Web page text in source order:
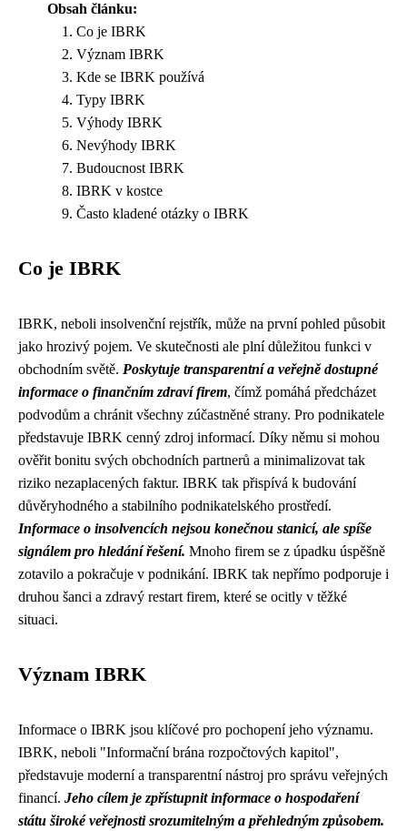
Obsah článku:
Co je IBRK
Význam IBRK
Kde se IBRK používá
Typy IBRK
Výhody IBRK
Nevýhody IBRK
Budoucnost IBRK
IBRK v kostce
Často kladené otázky o IBRK
Co je IBRK
IBRK, neboli insolvenční rejstřík, může na první pohled působit
jako hrozivý pojem. Ve skutečnosti ale plní důležitou funkci v
obchodním světě. Poskytuje transparentní a veřejně dostupné
informace o finančním zdraví firem, čímž pomáhá předcházet
podvodům a chránit všechny zúčastněné strany. Pro podnikatele
představuje IBRK cenný zdroj informací. Díky němu si mohou
ověřit bonitu svých obchodních partnerů a minimalizovat tak
riziko nezaplacených faktur. IBRK tak přispívá k budování
důvěryhodného a stabilního podnikatelského prostředí.
Informace o insolvencích nejsou konečnou stanicí, ale spíše
signálem pro hledání řešení. Mnoho firem se z úpadku úspěšně
zotavilo a pokračuje v podnikání. IBRK tak nepřímo podporuje i
druhou šanci a zdravý restart firem, které se ocitly v těžké
situaci.
Význam IBRK
Informace o IBRK jsou klíčové pro pochopení jeho významu.
IBRK, neboli "Informační brána rozpočtových kapitol",
představuje moderní a transparentní nástroj pro správu veřejných
financí. Jeho cílem je zpřístupnit informace o hospodaření
státu široké veřejnosti srozumitelným a přehledným způsobem.